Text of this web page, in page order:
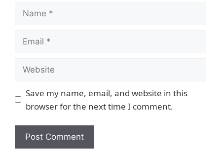
Save my name, email, and website in this
browser for the next time I comment.